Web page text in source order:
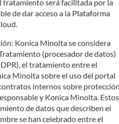
tratamiento será facilitada por la
de dar acceso a la Plataforma
Konica Minolta se considera
(procesador de datos)
el tratamiento entre el
Minolta sobre el uso del portal
internos sobre
y Konica Minolta. Estos
de datos que describen el
se han celebrado entre el